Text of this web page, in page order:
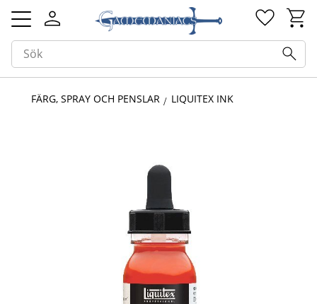
Meny
FÄRG, SPRAY OCH PENSLAR LIQUITEX INK